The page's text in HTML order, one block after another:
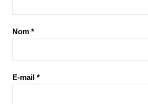
Nom *
E-mail *